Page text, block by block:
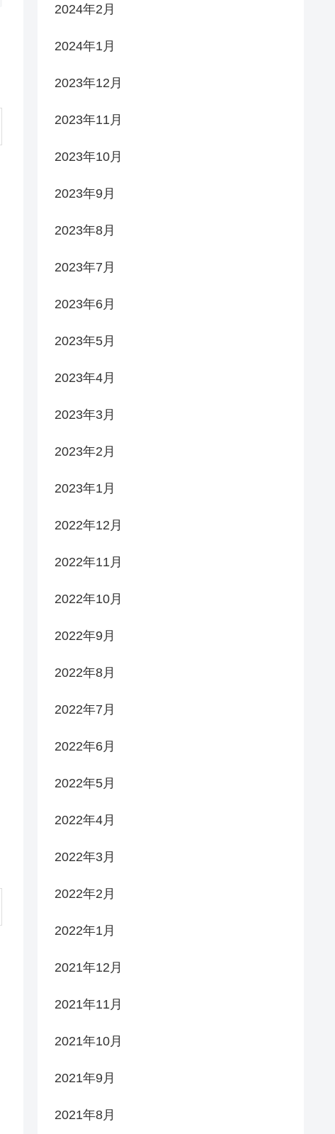
2024年2月
2024年1月
2023年12月
2023年11月
2023年10月
2023年9月
2023年8月
2023年7月
2023年6月
2023年5月
2023年4月
2023年3月
2023年2月
2023年1月
2022年12月
2022年11月
2022年10月
2022年9月
2022年8月
2022年7月
2022年6月
2022年5月
2022年4月
2022年3月
2022年2月
2022年1月
2021年12月
2021年11月
2021年10月
2021年9月
2021年8月